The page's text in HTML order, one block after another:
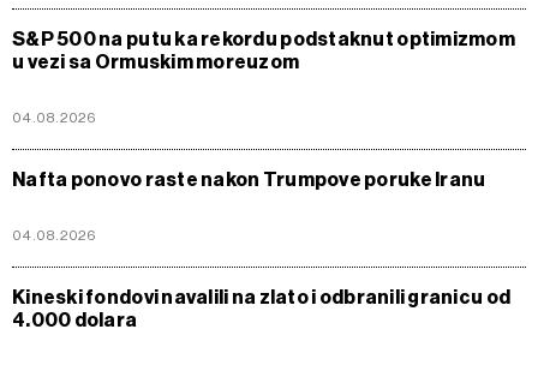
S&P 500 na putu ka rekordu podstaknut optimizmom
u vezi sa Ormuskim moreuzom
04.08.2026
Nafta ponovo raste nakon Trumpove poruke Iranu
04.08.2026
Kineski fondovi navalili na zlato i odbranili granicu od
4.000 dolara